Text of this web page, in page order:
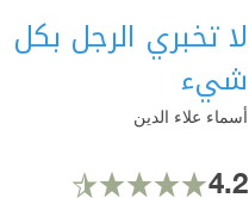
لا تخبري الرجل بكل
شيء
أسماء علاء الدين
4.2